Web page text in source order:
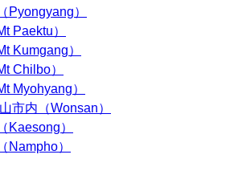
Pyongyang）
Paektu）
Kumgang）
Chilbo）
Myohyang）
市内（Wonsan）
Kaesong）
Nampho）